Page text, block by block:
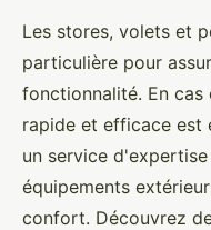
Les stores, volets et
particulière pour
fonctionnalité. En cas
rapide et efficace est
un service
équipements
confort. Découvrez